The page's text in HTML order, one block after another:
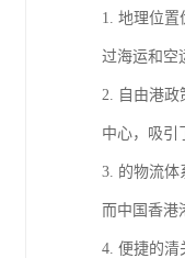
1. 地理位
过海运和空
2. 自由港政
中心，吸引
3. 的物流体
而中国香港
4. 便捷的清